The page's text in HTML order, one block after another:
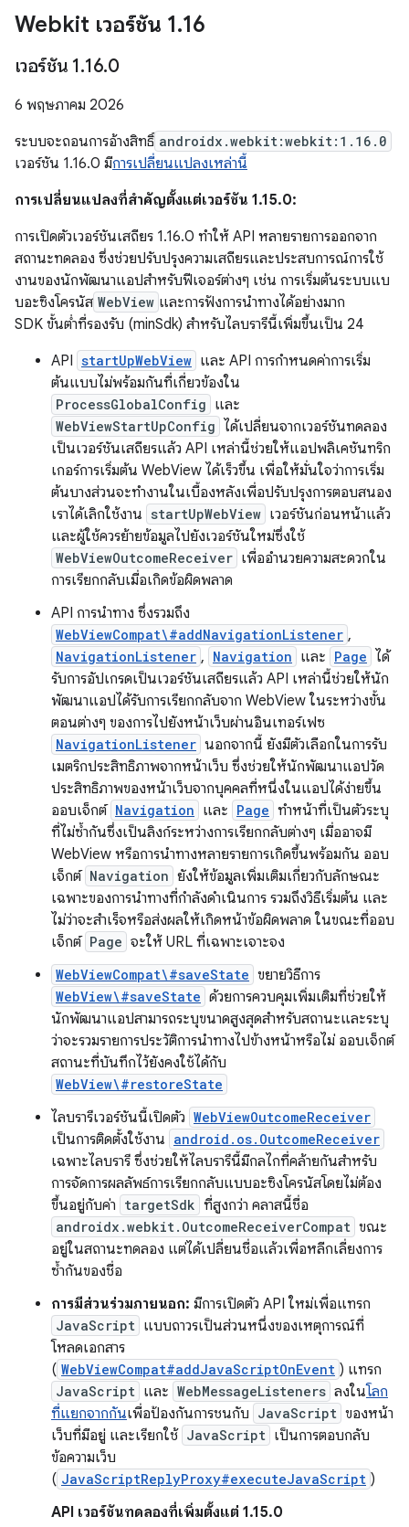
Webkit เวอร์ชัน 1.16
เวอร์ชัน 1.16.0
6 พฤษภาคม 2026
ระบบจะถอนการอ้างสิทธิ์ androidx.webkit:webkit:1.16.0
เวอร์ชัน 1.16.0 มีการเปลี่ยนแปลงเหล่านี้
การเปลี่ยนแปลงที่สำคัญตั้งแต่เวอร์ชัน 1.15.0:
การเปิดตัวเวอร์ชันเสถียร 1.16.0 ทำให้ API หลายรายการออกจาก
สถานะทดลอง ซึ่งช่วยปรับปรุงความเสถียรและประสบการณ์การใช้
งานของนักพัฒนาแอปสำหรับฟีเจอร์ต่างๆ เช่น การเริ่มต้นระบบแบ
บอะซิงโครนัส WebView และการฟังการนำทางได้อย่างมาก
SDK ขั้นต่ำที่รองรับ (minSdk) สำหรับไลบรารีนี้เพิ่มขึ้นเป็น 24
API startUpWebView และ API การกำหนดค่าการเริ่ม
ต้นแบบไม่พร้อมกันที่เกี่ยวข้องใน
ProcessGlobalConfig และ
WebViewStartUpConfig ได้เปลี่ยนจากเวอร์ชันทดลอง
เป็นเวอร์ชันเสถียรแล้ว API เหล่านี้ช่วยให้แอปพลิเคชันทริก
เกอร์การเริ่มต้น WebView ได้เร็วขึ้น เพื่อให้มั่นใจว่าการเริ่ม
ต้นบางส่วนจะทำงานในเบื้องหลังเพื่อปรับปรุงการตอบสนอง
เราได้เลิกใช้งาน startUpWebView เวอร์ชันก่อนหน้าแล้ว
และผู้ใช้ควรย้ายข้อมูลไปยังเวอร์ชันใหม่ซึ่งใช้
WebViewOutcomeReceiver เพื่ออำนวยความสะดวกใน
การเรียกกลับเมื่อเกิดข้อผิดพลาด
API การนำทาง ซึ่งรวมถึง
WebViewCompat\#addNavigationListener ,
NavigationListener , Navigation และ Page ได้
รับการอัปเกรดเป็นเวอร์ชันเสถียรแล้ว API เหล่านี้ช่วยให้นัก
พัฒนาแอปได้รับการเรียกกลับจาก WebView ในระหว่างขั้น
ตอนต่างๆ ของการไปยังหน้าเว็บผ่านอินเทอร์เฟซ
NavigationListener นอกจากนี้ ยังมีตัวเลือกในการรับ
เมตริกประสิทธิภาพจากหน้าเว็บ ซึ่งช่วยให้นักพัฒนาแอปวัด
ประสิทธิภาพของหน้าเว็บจากบุคคลที่หนึ่งในแอปได้ง่ายขึ้น
ออบเจ็กต์ Navigation และ Page ทำหน้าที่เป็นตัวระบุ
ที่ไม่ซ้ำกันซึ่งเป็นลิงก์ระหว่างการเรียกกลับต่างๆ เมื่ออาจมี
WebView หรือการนำทางหลายรายการเกิดขึ้นพร้อมกัน ออบ
เจ็กต์ Navigation ยังให้ข้อมูลเพิ่มเติมเกี่ยวกับลักษณะ
เฉพาะของการนำทางที่กำลังดำเนินการ รวมถึงวิธีเริ่มต้น และ
ไม่ว่าจะสำเร็จหรือส่งผลให้เกิดหน้าข้อผิดพลาด ในขณะที่ออบ
เจ็กต์ Page จะให้ URL ที่เฉพาะเจาะจง
WebViewCompat\#saveState ขยายวิธีการ
WebView\#saveState ด้วยการควบคุมเพิ่มเติมที่ช่วยให้
นักพัฒนาแอปสามารถระบุขนาดสูงสุดสำหรับสถานะและระบุ
ว่าจะรวมรายการประวัติการนำทางไปข้างหน้าหรือไม่ ออบเจ็กต์
สถานะที่บันทึกไว้ยังคงใช้ได้กับ
WebView\#restoreState
ไลบรารีเวอร์ชันนี้เปิดตัว WebViewOutcomeReceiver
เป็นการติดตั้งใช้งาน android.os.OutcomeReceiver
เฉพาะไลบรารี ซึ่งช่วยให้ไลบรารีนี้มีกลไกที่คล้ายกันสำหรับ
การจัดการผลลัพธ์การเรียกกลับแบบอะซิงโครนัสโดยไม่ต้อง
ขึ้นอยู่กับค่า targetSdk ที่สูงกว่า คลาสนี้ชื่อ
androidx.webkit.OutcomeReceiverCompat ขณะ
อยู่ในสถานะทดลอง แต่ได้เปลี่ยนชื่อแล้วเพื่อหลีกเลี่ยงการ
ซ้ำกันของชื่อ
การมีส่วนร่วมภายนอก: มีการเปิดตัว API ใหม่เพื่อแทรก
JavaScript แบบถาวรเป็นส่วนหนึ่งของเหตุการณ์ที่
โหลดเอกสาร
( WebViewCompat#addJavaScriptOnEvent ) แทรก
JavaScript และ WebMessageListeners ลงในโลก
ที่แยกจากกันเพื่อป้องกันการชนกับ JavaScript ของหน้า
เว็บที่มีอยู่ และเรียกใช้ JavaScript เป็นการตอบกลับ
ข้อความเว็บ
( JavaScriptReplyProxy#executeJavaScript )
API เวอร์ชันทดลองที่เพิ่มตั้งแต่ 1.15.0